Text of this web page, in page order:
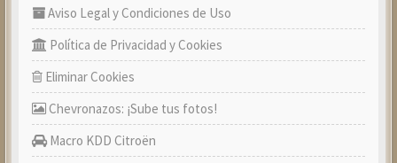
Aviso Legal y Condiciones de Uso
Política de Privacidad y Cookies
Eliminar Cookies
Chevronazos: ¡Sube tus fotos!
Macro KDD Citroën